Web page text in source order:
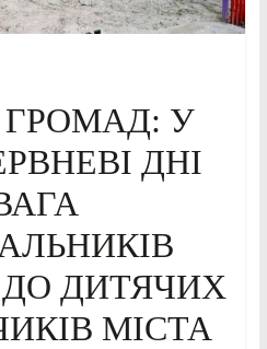
У
ДНІ
ДИТЯЧИХ
МІСТА